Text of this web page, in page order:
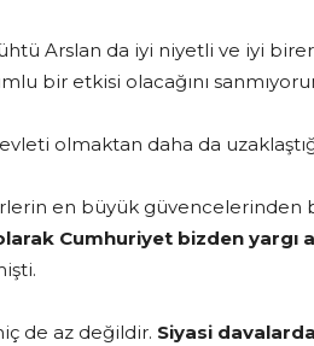
Arslan da iyi niyetli ve iyi
bir etkisi olacağını
olmaktan daha da
en büyük güvencelerinden
Cumhuriyet bizden yargı
de az değildir. Siyasi